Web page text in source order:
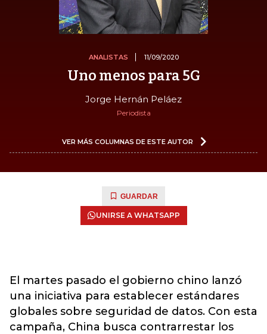
ANALISTAS 11/09/2020
Uno menos para 5G
Jorge Hernán Peláez
Periodista
VER MÁS COLUMNAS DE ESTE AUTOR
GUARDAR
UNIRSE A WHATSAPP
El martes pasado el gobierno chino lanzó
una iniciativa para establecer estándares
globales sobre seguridad de datos. Con esta
campaña, China busca contrarrestar los